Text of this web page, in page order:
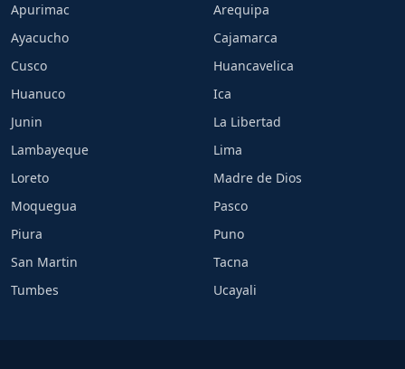
Apurimac
Arequipa
Ayacucho
Cajamarca
Cusco
Huancavelica
Huanuco
Ica
Junin
La Libertad
Lambayeque
Lima
Loreto
Madre de Dios
Moquegua
Pasco
Piura
Puno
San Martin
Tacna
Tumbes
Ucayali